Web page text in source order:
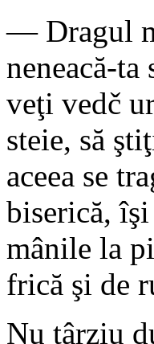
— Dragul
neneacă-
veţi vedč
steie, să
aceea se
biserică,
mânile la
frică şi de
Nu târziu